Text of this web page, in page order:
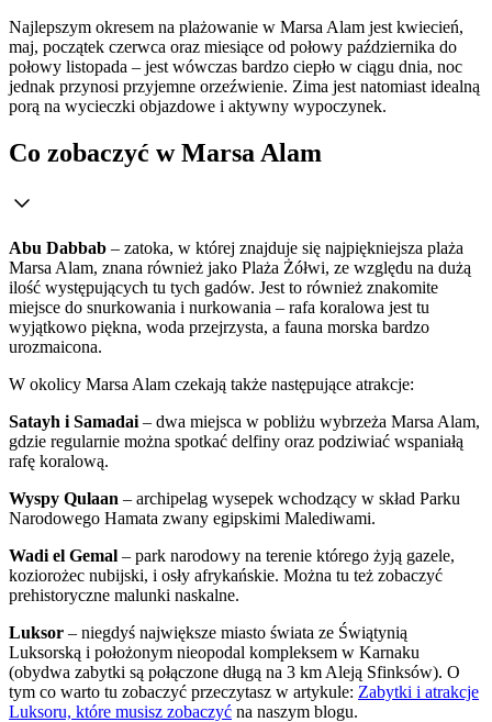
Najlepszym okresem na plażowanie w Marsa Alam jest kwiecień,
maj, początek czerwca oraz miesiące od połowy października do
połowy listopada – jest wówczas bardzo ciepło w ciągu dnia, noc
jednak przynosi przyjemne orzeźwienie. Zima jest natomiast idealną
porą na wycieczki objazdowe i aktywny wypoczynek.
Co zobaczyć w Marsa Alam
Abu Dabbab – zatoka, w której znajduje się najpiękniejsza plaża
Marsa Alam, znana również jako Plaża Żółwi, ze względu na dużą
ilość występujących tu tych gadów. Jest to również znakomite
miejsce do snurkowania i nurkowania – rafa koralowa jest tu
wyjątkowo piękna, woda przejrzysta, a fauna morska bardzo
urozmaicona.
W okolicy Marsa Alam czekają także następujące atrakcje:
Satayh i Samadai – dwa miejsca w pobliżu wybrzeża Marsa Alam,
gdzie regularnie można spotkać delfiny oraz podziwiać wspaniałą
rafę koralową.
Wyspy Qulaan – archipelag wysepek wchodzący w skład Parku
Narodowego Hamata zwany egipskimi Malediwami.
Wadi el Gemal – park narodowy na terenie którego żyją gazele,
koziorożec nubijski, i osły afrykańskie. Można tu też zobaczyć
prehistoryczne malunki naskalne.
Luksor – niegdyś największe miasto świata ze Świątynią
Luksorską i położonym nieopodal kompleksem w Karnaku
(obydwa zabytki są połączone długą na 3 km Aleją Sfinksów). O
tym co warto tu zobaczyć przeczytasz w artykule: Zabytki i atrakcje
Luksoru, które musisz zobaczyć na naszym blogu.